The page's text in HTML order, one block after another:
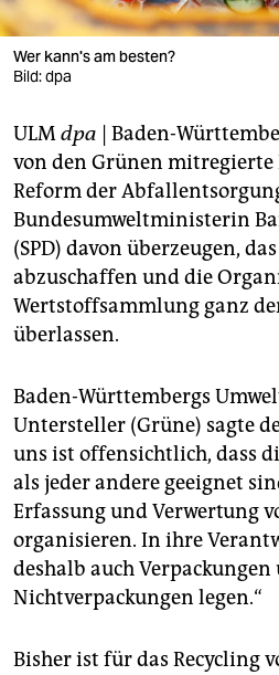
verlag
verlag
veranstaltungen
shop
fragen & hilfe
unterstützen
abo
genossenschaft
epaper login
Wer kann's am besten?
Bild: dpa
ULMdpa | Baden-
von den Grünen mitregierte
Reform der
Bundesumweltministerin
(SPD) davon überzeugen,
abzuschaffen und die
Wertstoffsammlung ganz
überlassen.
Baden-Württembergs
Untersteller (Grüne) sagte
uns ist offensichtlich, dass
als jeder andere geeignet
Erfassung und Verwertung
organisieren. In ihre
deshalb auch
Nichtverpackungen legen.“
Bisher ist für das Recycling